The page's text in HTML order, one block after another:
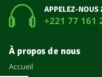
APPELEZ-NOUS
+221 77 161
À propos de nous
Accueil